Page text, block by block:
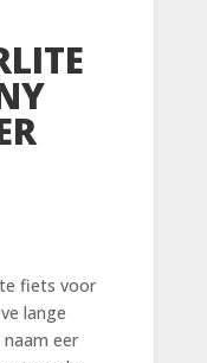
fiets voor
lange
eer